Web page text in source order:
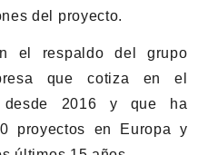
del proyecto.
el respaldo del grupo
que cotiza en el
desde 2016 y que ha
proyectos en Europa y